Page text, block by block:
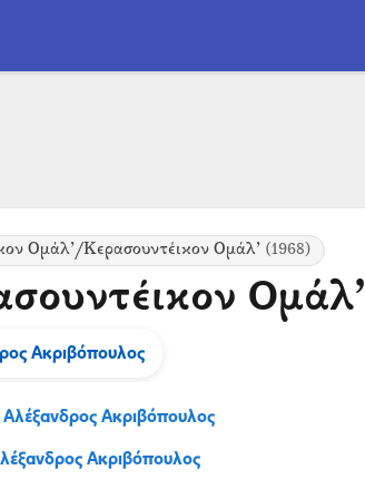
Ομάλ’/Κερασουντέικον Ομάλ’ (1968)
Ομάλ’
Ακριβόπουλος
Αλέξανδρος Ακριβόπουλος
Ακριβόπουλος